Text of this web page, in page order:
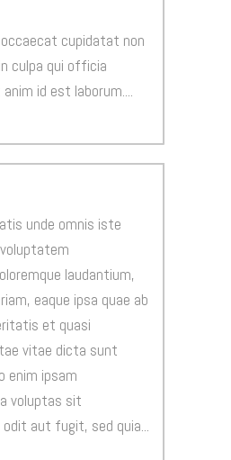
cupidatat non
culpa qui officia
id est laborum....
unde omnis iste
laudantium,
eaque ipsa quae ab
et quasi
vitae dicta sunt
enim ipsam
voluptas sit
aut fugit, sed quia...